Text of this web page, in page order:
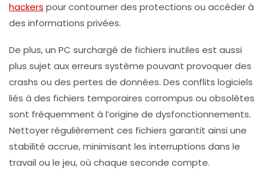
hackers pour contourner des protections ou accéder à
des informations privées.
De plus, un PC surchargé de fichiers inutiles est aussi
plus sujet aux erreurs système pouvant provoquer des
crashs ou des pertes de données. Des conflits logiciels
liés à des fichiers temporaires corrompus ou obsolètes
sont fréquemment à l’origine de dysfonctionnements.
Nettoyer régulièrement ces fichiers garantit ainsi une
stabilité accrue, minimisant les interruptions dans le
travail ou le jeu, où chaque seconde compte.